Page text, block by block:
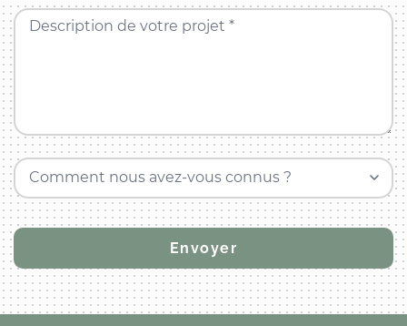
Description de votre projet *
Comment nous avez-vous connus ?